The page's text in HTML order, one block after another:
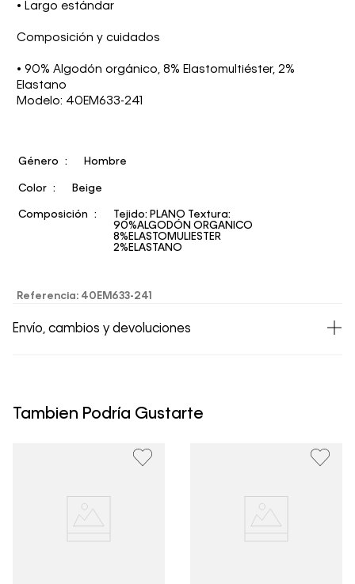
• Largo estándar
Composición y cuidados
• 90% Algodón orgánico, 8% Elastomultiéster, 2%
Elastano
Modelo: 40EM633-241
Género Hombre
Color Beige
Composición
Tejido: PLANO Textura:
90%ALGODÓN ORGANICO
8%ELASTOMULIESTER
2%ELASTANO
Referencia: 40EM633-241
Envío, cambios y devoluciones
un período de 30 días calendario tras la recepción.
clientes, no aceptamos devoluciones en ropa interior y
Tambien Podría Gustarte